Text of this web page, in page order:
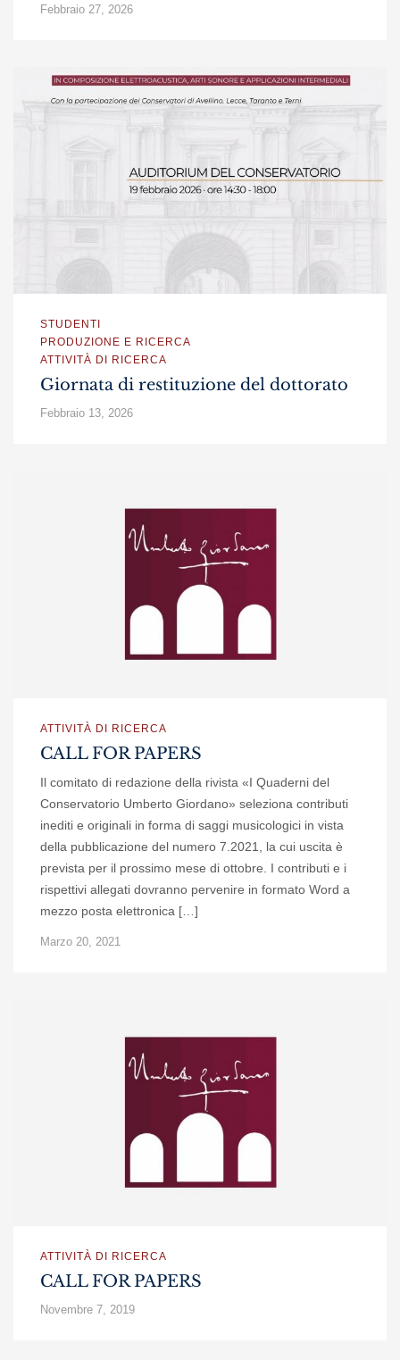
Febbraio 27, 2026
STUDENTI
PRODUZIONE E RICERCA
ATTIVITÀ DI RICERCA
Giornata di restituzione del dottorato
Febbraio 13, 2026
ATTIVITÀ DI RICERCA
CALL FOR PAPERS
Il comitato di redazione della rivista «I Quaderni del
Conservatorio Umberto Giordano» seleziona contributi
inediti e originali in forma di saggi musicologici in vista
della pubblicazione del numero 7.2021, la cui uscita è
prevista per il prossimo mese di ottobre. I contributi e i
rispettivi allegati dovranno pervenire in formato Word a
mezzo posta elettronica […]
Marzo 20, 2021
ATTIVITÀ DI RICERCA
CALL FOR PAPERS
Novembre 7, 2019